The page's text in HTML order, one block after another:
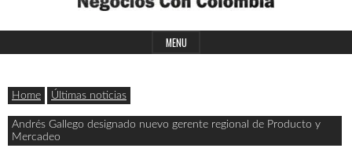
Negocios
con
Últimas
noticias,
comunicados
y
actualidad
Header
MENU
Home Últimas noticias
Andrés Gallego designado nuevo gerente regional de Producto y
Mercadeo